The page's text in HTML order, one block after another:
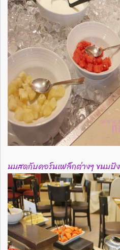
นมสดกับคอร์นเฟล็กต่างๆ ขนมปั